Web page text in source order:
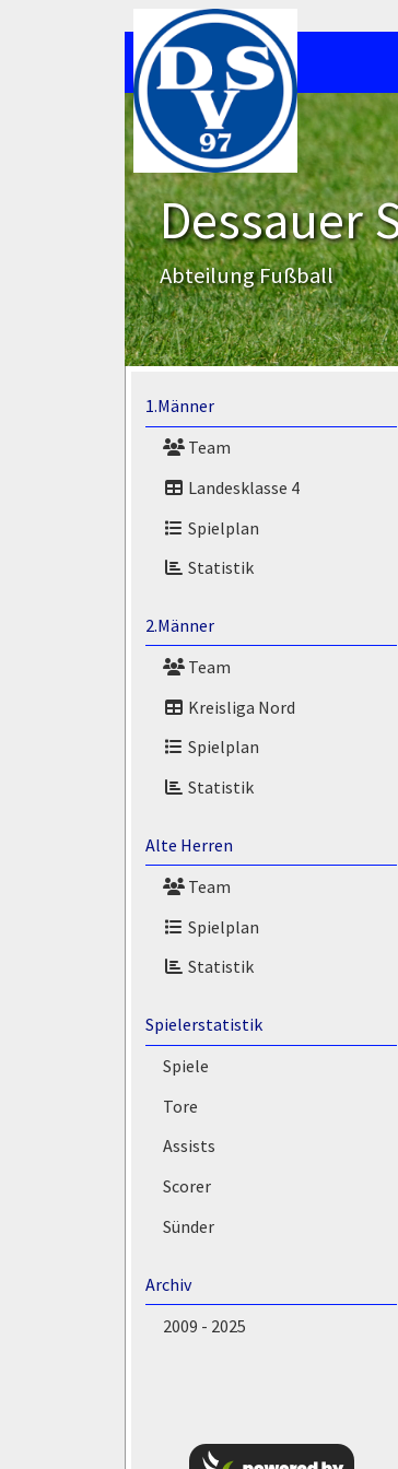
Dessauer
Abteilung Fußball
1.Männer
Team
Landesklasse 4
Spielplan
Statistik
2.Männer
Team
Kreisliga Nord
Spielplan
Statistik
Alte Herren
Team
Spielplan
Statistik
Spielerstatistik
Spiele
Tore
Assists
Scorer
Sünder
Archiv
2009 - 2025